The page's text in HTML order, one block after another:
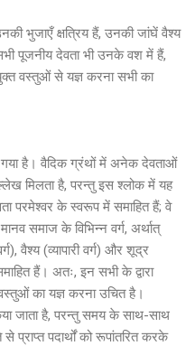
भुजाएँ क्षत्रिय हैं, उनकी जांघें वैश्य
पूजनीय देवता भी उनके वश में हैं,
वस्तुओं से यज्ञ करना सभी का
गया है। वैदिक ग्रंथों में अनेक देवताओं
मिलता है, परन्तु इस श्लोक में यह
परमेश्वर के स्वरूप में समाहित हैं; वे
समाज के विभिन्न वर्ग, अर्थात्
वैश्य (व्यापारी वर्ग) और शूद्र
हैं। अतः, इन सभी के द्वारा
का यज्ञ करना उचित है।
जाता है, परन्तु समय के साथ-साथ
प्राप्त पदार्थों को रूपांतरित करके